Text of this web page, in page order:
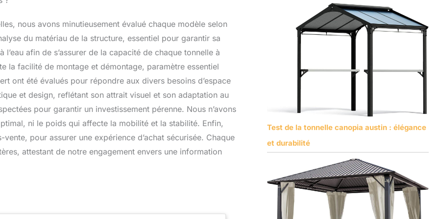
nous avons minutieusement évalué chaque modèle selon
du matériau de la structure, essentiel pour garantir sa
afin de s’assurer de la capacité de chaque tonnelle à
la facilité de montage et démontage, paramètre essentiel
ont été évalués pour répondre aux divers besoins d’espace
et design, reflétant son attrait visuel et son adaptation au
pour garantir un investissement pérenne. Nous n’avons
ni le poids qui affecte la mobilité et la stabilité. Enfin,
pour assurer une expérience d’achat sécurisée. Chaque
attestant de notre engagement envers une information
Test de la tonnelle canopia austin : élégance
et durabilité